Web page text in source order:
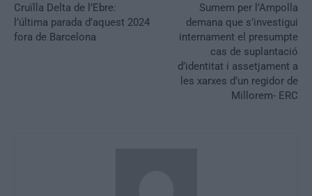
Cruïlla Delta de l’Ebre:
l’última parada d’aquest 2024
fora de Barcelona
Sumem per l’Ampolla
demana que s’investigui
internament el presumpte
cas de suplantació
d’identitat i assetjament a
les xarxes d’un regidor de
Millorem- ERC